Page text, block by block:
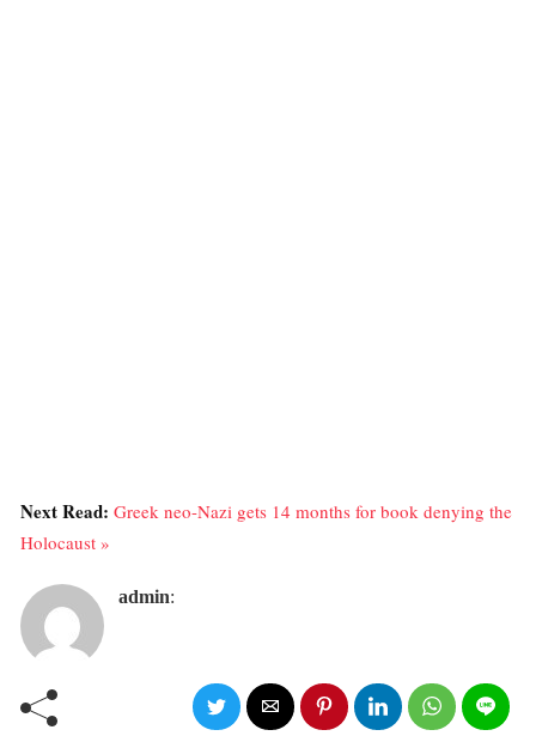
Next Read: Greek neo-Nazi gets 14 months for book denying the
Holocaust »
admin: